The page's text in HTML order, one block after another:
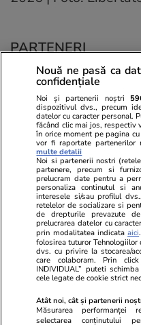
PARTENERI
Viva.ro
Ultima oră! Ce răsturnare
moment și ce cuvinte!
Bolojan a...”
Nouă ne pasă ca
confidențiale
Noi și partenerii noștri
dispozitivul dvs., precum
datelor cu caracter personal.
făcând clic mai jos, respectiv
în orice moment pe pagina
vor fi raportate partenerilor
multe detalii
Noi si partenerii nostri
partenere, precum si
prelucram date pentru a
personaliza continutul si
interesele si/sau profilul
retelelor de socializare si
de drepturile prevazute
prelucrarea datelor cu
prin modalitatea indicataaici
folosirea tuturor
dvs. cu privire la stocarea/
care colaboram. Prin
INDIVIDUAL” puteti
cele legate de cookie strict
Atât noi, cât și partenerii
Măsurarea performanței
selectarea conținutului